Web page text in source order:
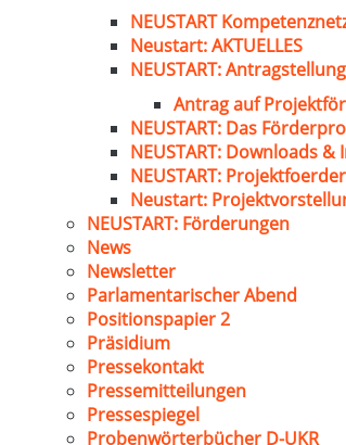
NEUSTART
Neustart: AKTUELLES
NEUSTART: Antragstellung
Antrag auf
NEUSTART: Das
NEUSTART: Downloads
NEUSTART:
Neustart:
NEUSTART: Förderungen
News
Newsletter
Parlamentarischer Abend
Positionspapier 2
Präsidium
Pressekontakt
Pressemitteilungen
Pressespiegel
Probenwörterbücher D-UKR